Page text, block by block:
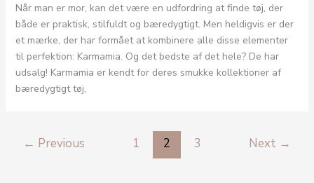
Når man er mor, kan det være en udfordring at finde tøj, der
både er praktisk, stilfuldt og bæredygtigt. Men heldigvis er der
et mærke, der har formået at kombinere alle disse elementer
til perfektion: Karmamia. Og det bedste af det hele? De har
udsalg! Karmamia er kendt for deres smukke kollektioner af
bæredygtigt tøj,
← Previous 1 2 3 Next →